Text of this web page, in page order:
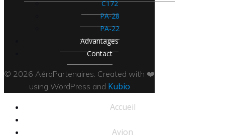
C172
PA-28
PA-22
Advantages
Contact
© 2026 AéroPartenaires. Created with ❤️
using WordPress and Kubio
Accueil
Avion